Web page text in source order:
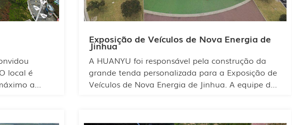
local é
a
Exposição de Veículos de Nova Energia de
Jinhua
A HUANYU foi responsável pela construção da
grande tenda personalizada para a Exposição de
Veículos de Nova Energia de Jinhua. A equipe da